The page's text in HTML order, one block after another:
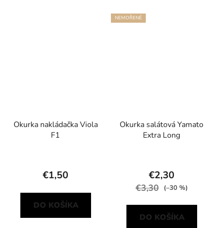
Okurka nakládačka Viola
F1
€1,50
DO KOŠÍKA
NEMOŘENÉ
Okurka salátová Yamato
Extra Long
€2,30
€3,30 (–30 %)
DO KOŠÍKA